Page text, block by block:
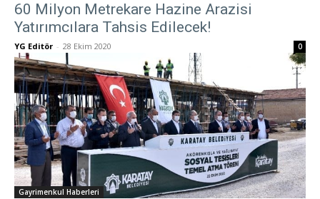
60 Milyon Metrekare Hazine Arazisi
Yatırımcılara Tahsis Edilecek!
YG Editör - 28 Ekim 2020 0
Gayrimenkul Haberleri